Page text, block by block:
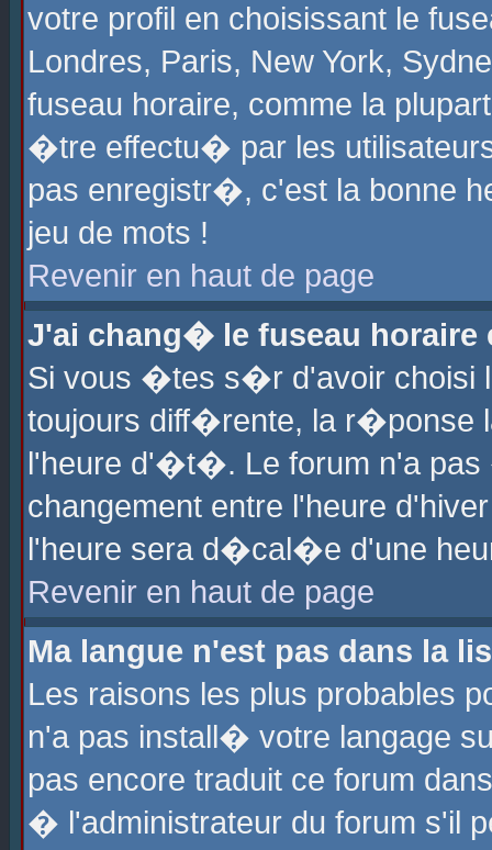
votre profil en choisissant le
Londres, Paris, New York,
fuseau horaire, comme la
�tre effectu� par les
pas enregistr�, c'est la bonne
jeu de mots !
Revenir en haut de page
J'ai chang� le fuseau horaire
Si vous �tes s�r d'avoir choisi
toujours diff�rente, la r�ponse
l'heure d'�t�. Le forum n'a
changement entre l'heure
l'heure sera d�cal�e d'une
Revenir en haut de page
Ma langue n'est pas dans la
Les raisons les plus probables
n'a pas install� votre langage
pas encore traduit ce forum
� l'administrateur du forum s'il